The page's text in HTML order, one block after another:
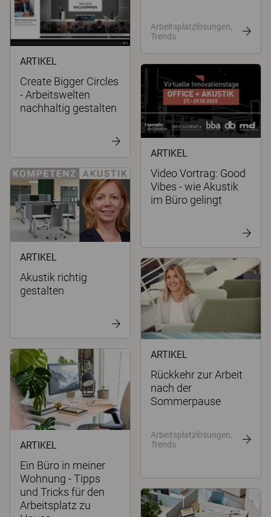
Arbeitsplatzlösungen,
Trends
ARTIKEL
Create Bigger Circles
- Arbeitswelten
nachhaltig gestalten
ARTIKEL
Video Vortrag: Good
Vibes - wie Akustik
im Büro gelingt
ARTIKEL
Akustik richtig
gestalten
ARTIKEL
Rückkehr zur Arbeit
nach der
Sommerpause
Arbeitsplatzlösungen,
Trends
ARTIKEL
Ein Büro in meiner
Wohnung - Tipps
und Tricks für den
Arbeitsplatz zu